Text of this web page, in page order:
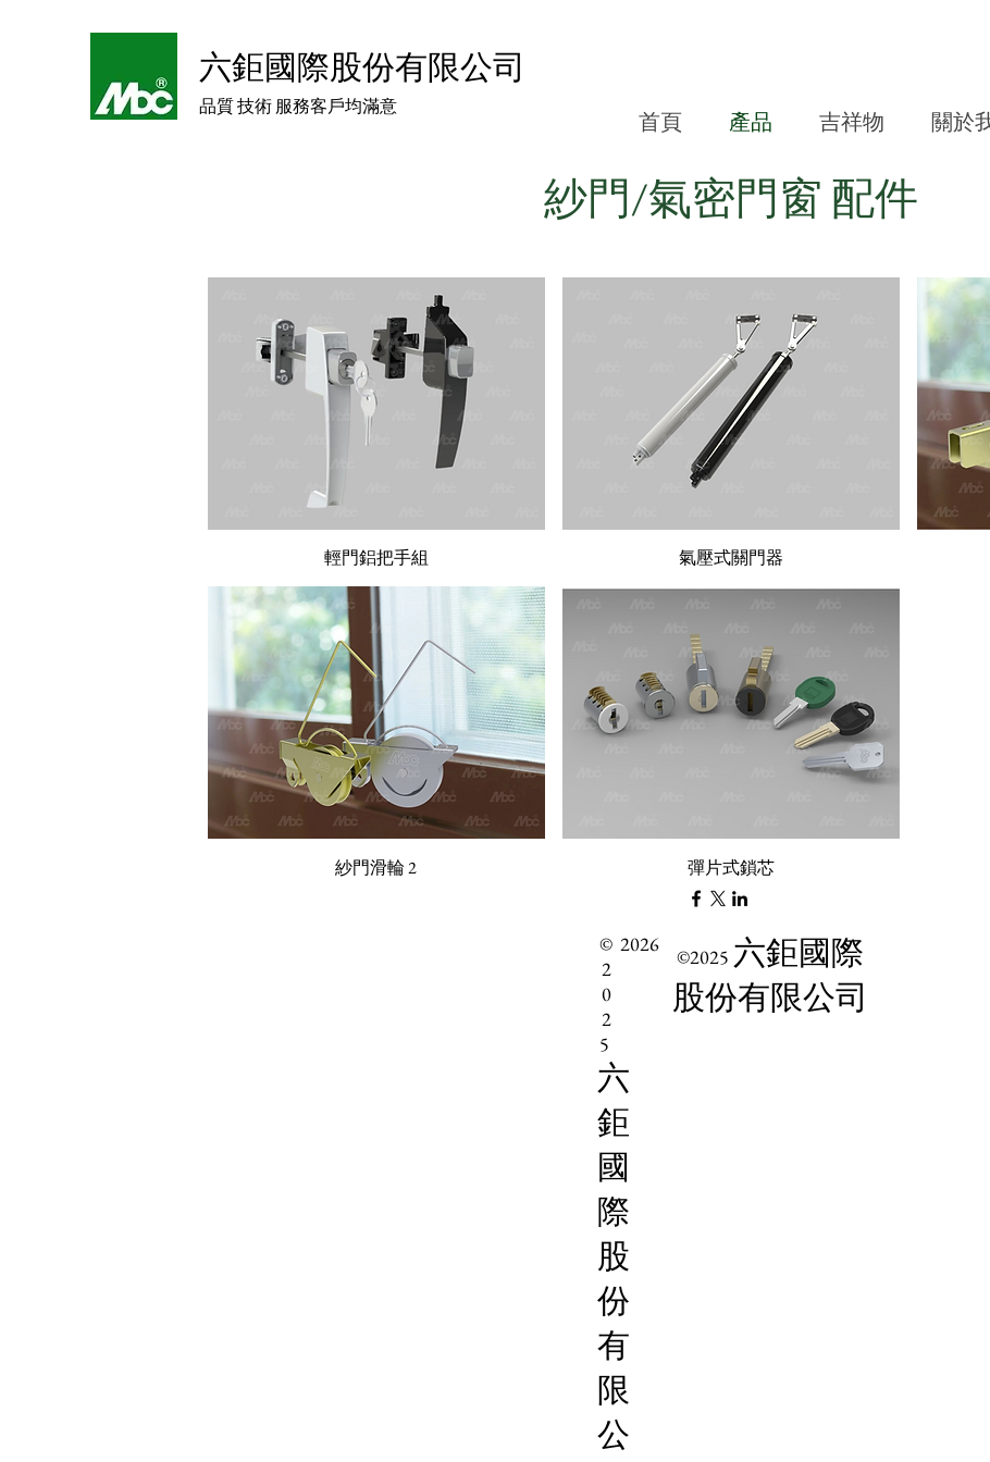
六鉅國際股份有限公司
品質 技術 服務客戶均滿意
首頁 產品 吉祥物 關於
紗門/氣密門窗 配件
輕門鋁把手組 氣壓式關門器
紗門滑輪 2 彈片式鎖芯
©
2
0
2
5
六
鉅
國
際
股
份
有
限
公
2026
©2025 六鉅國際
股份有限公司